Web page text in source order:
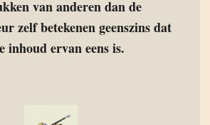
van anderen dan de
zelf betekenen geenszins dat
inhoud ervan eens is.